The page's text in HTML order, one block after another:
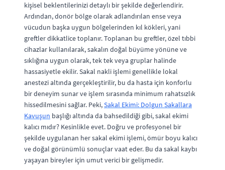
kişisel beklentilerinizi detaylı bir şekilde değerlendirir.
Ardından, donör bölge olarak adlandırılan ense veya
vücudun başka uygun bölgelerinden kıl kökleri, yani
greftler dikkatlice toplanır. Toplanan bu greftler, özel tıbbi
cihazlar kullanılarak, sakalın doğal büyüme yönüne ve
sıklığına uygun olarak, tek tek veya gruplar halinde
hassasiyetle ekilir. Sakal nakli işlemi genellikle lokal
anestezi altında gerçekleştirilir, bu da hasta için konforlu
bir deneyim sunar ve işlem sırasında minimum rahatsızlık
hissedilmesini sağlar. Peki,Sakal Ekimi: Dolgun Sakallara
Kavuşun başlığı altında da bahsedildiği gibi, sakal ekimi
kalıcı mıdır? Kesinlikle evet. Doğru ve profesyonel bir
şekilde uygulanan her sakal ekimi işlemi, ömür boyu kalıcı
ve doğal görünümlü sonuçlar vaat eder. Bu da sakal kaybı
yaşayan bireyler için umut verici bir gelişmedir.